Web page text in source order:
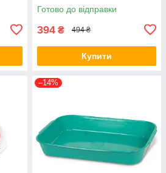
Готово до відправки
394 ₴ 494 ₴
Купити
–14%